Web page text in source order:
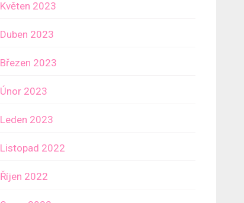
Květen 2023
Duben 2023
Březen 2023
Únor 2023
Leden 2023
Listopad 2022
Říjen 2022